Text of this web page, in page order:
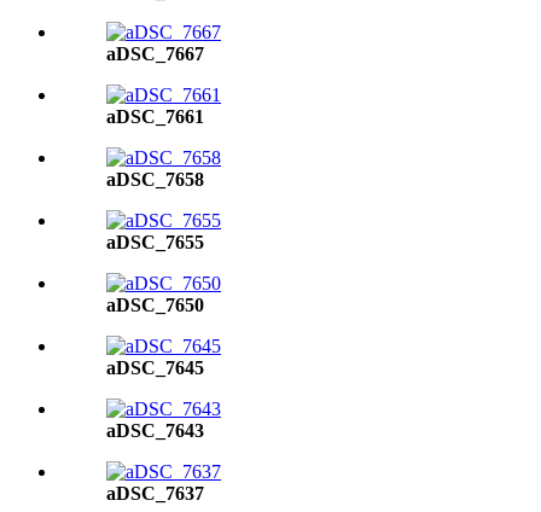
aDSC_7667
aDSC_7661
aDSC_7658
aDSC_7655
aDSC_7650
aDSC_7645
aDSC_7643
aDSC_7637